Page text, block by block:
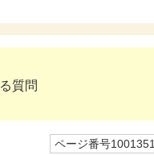
質問
ページ番号1001351